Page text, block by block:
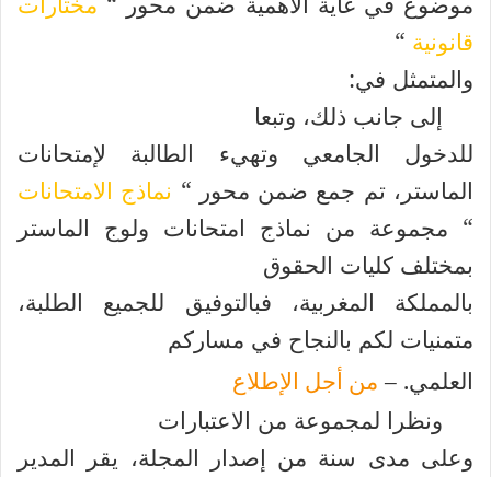
قانونية “
والمتمثل في:
إلى جانب ذلك، وتبعا
للدخول الجامعي وتهيء الطالبة لإمتحانات
الماستر، تم جمع ضمن محور “ نماذج الامتحانات
“ مجموعة من نماذج امتحانات ولوج الماستر
بمختلف كليات الحقوق
بالمملكة المغربية، فبالتوفيق للجميع الطلبة،
متمنيات لكم بالنجاح في مساركم
العلمي. – من أجل الإطلاع
ونظرا لمجموعة من الاعتبارات
وعلى مدى سنة من إصدار المجلة، يقر المدير